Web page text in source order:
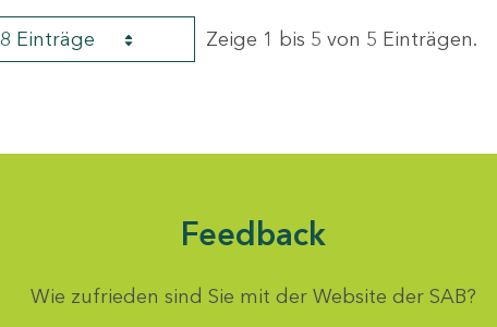
8 Einträge Zeige 1 bis 5 von 5 Einträgen.
Feedback
Wie zufrieden sind Sie mit der Website der SAB?